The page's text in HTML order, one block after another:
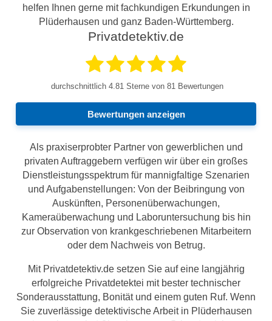
helfen Ihnen gerne mit fachkundigen Erkundungen in
Plüderhausen und ganz Baden-Württemberg.
Privatdetektiv.de
durchschnittlich 4.81 Sterne von 81 Bewertungen
Bewertungen anzeigen
Als praxiserprobter Partner von gewerblichen und
privaten Auftraggebern verfügen wir über ein großes
Dienstleistungsspektrum für mannigfaltige Szenarien
und Aufgabenstellungen: Von der Beibringung von
Auskünften, Personenüberwachungen,
Kameraüberwachung und Laboruntersuchung bis hin
zur Observation von krankgeschriebenen Mitarbeitern
oder dem Nachweis von Betrug.
Mit Privatdetektiv.de setzen Sie auf eine langjährig
erfolgreiche Privatdetektei mit bester technischer
Sonderausstattung, Bonität und einem guten Ruf. Wenn
Sie zuverlässige detektivische Arbeit in Plüderhausen